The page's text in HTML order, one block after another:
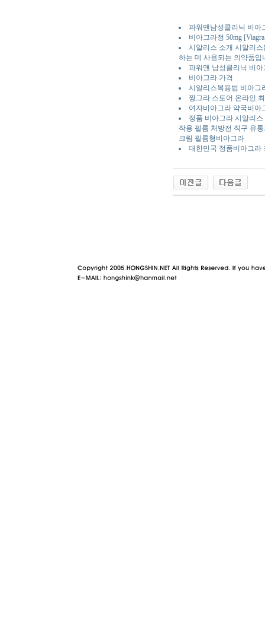
파워맨남성클리닉 비아
비아그라정 50mg [Viagra
시알리스 소개 시알리
하는 데 사용되는 의약품입
파워맨 남성클리닉 비
비아그라 가격
시알리스복용법 비아그
짱그라 스토어 온라인
여자비아그라 약국비아
정품 비아그라 시알리
작용 필름 처방전 직구 유통
크림 필름형비아그라
대한민국 정품비아그라